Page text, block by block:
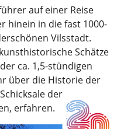
auf einer Reise
hinein in die fast 1000-
Vilsstadt.
Schätze
ca. 1,5-stündigen
über die Historie der
der
erfahren.